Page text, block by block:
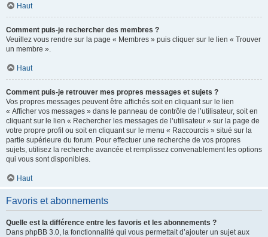
Haut
Comment puis-je rechercher des membres ?
Veuillez vous rendre sur la page « Membres » puis cliquer sur le lien « Trouver
un membre ».
Haut
Comment puis-je retrouver mes propres messages et sujets ?
Vos propres messages peuvent être affichés soit en cliquant sur le lien
« Afficher vos messages » dans le panneau de contrôle de l’utilisateur, soit en
cliquant sur le lien « Rechercher les messages de l’utilisateur » sur la page de
votre propre profil ou soit en cliquant sur le menu « Raccourcis » situé sur la
partie supérieure du forum. Pour effectuer une recherche de vos propres
sujets, utilisez la recherche avancée et remplissez convenablement les options
qui vous sont disponibles.
Haut
Favoris et abonnements
Quelle est la différence entre les favoris et les abonnements ?
Dans phpBB 3.0, la fonctionnalité qui vous permettait d’ajouter un sujet aux